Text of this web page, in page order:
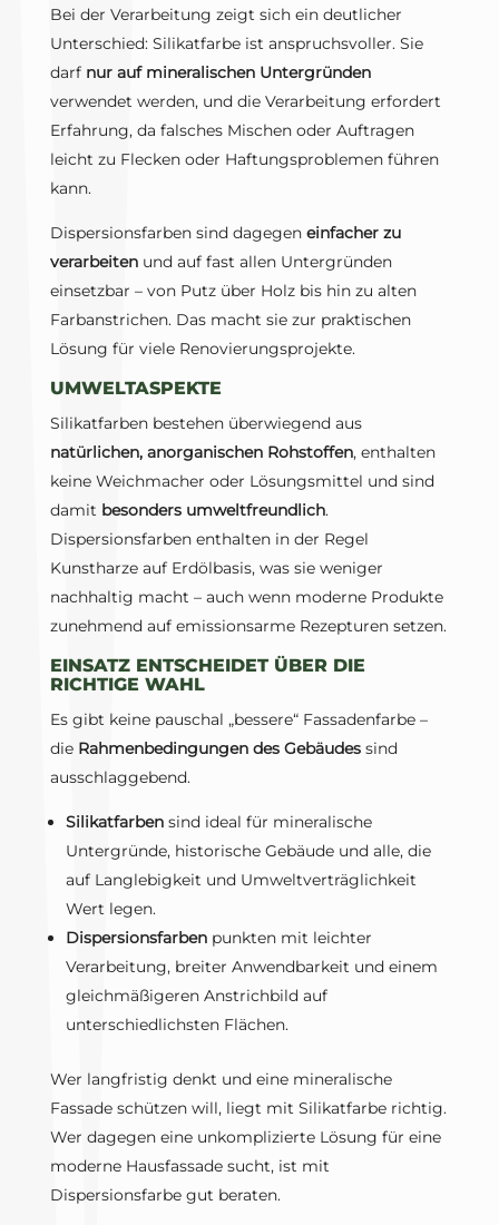
Bei der Verarbeitung zeigt sich ein deutlicher
Unterschied: Silikatfarbe ist anspruchsvoller. Sie
darf nur auf mineralischen Untergründen
verwendet werden, und die Verarbeitung erfordert
Erfahrung, da falsches Mischen oder Auftragen
leicht zu Flecken oder Haftungsproblemen führen
kann.
Dispersionsfarben sind dagegen einfacher zu
verarbeitenund auf fast allen Untergründen
einsetzbar – von Putz über Holz bis hin zu alten
Farbanstrichen. Das macht sie zur praktischen
Lösung für viele Renovierungsprojekte.
UMWELTASPEKTE
Silikatfarben bestehen überwiegend aus
natürlichen, anorganischen Rohstoffen, enthalten
keine Weichmacher oder Lösungsmittel und sind
damit besonders umweltfreundlich.
Dispersionsfarben enthalten in der Regel
Kunstharze auf Erdölbasis, was sie weniger
nachhaltig macht – auch wenn moderne Produkte
zunehmend auf emissionsarme Rezepturen setzen.
EINSATZ ENTSCHEIDET ÜBER DIE
RICHTIGE WAHL
Es gibt keine pauschal „bessere“ Fassadenfarbe –
die Rahmenbedingungen des Gebäudessind
ausschlaggebend.
Silikatfarbensind ideal für mineralische
Untergründe, historische Gebäude und alle, die
auf Langlebigkeit und Umweltverträglichkeit
Wert legen.
Dispersionsfarbenpunkten mit leichter
Verarbeitung, breiter Anwendbarkeit und einem
gleichmäßigeren Anstrichbild auf
unterschiedlichsten Flächen.
Wer langfristig denkt und eine mineralische
Fassade schützen will, liegt mit Silikatfarbe richtig.
Wer dagegen eine unkomplizierte Lösung für eine
moderne Hausfassade sucht, ist mit
Dispersionsfarbe gut beraten.